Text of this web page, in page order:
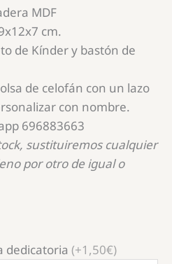
MDF
cm.
de Kínder y bastón de
de celofán con un lazo
con nombre.
696883663
sustituiremos cualquier
por otro de igual o
dedicatoria (+1,50€)